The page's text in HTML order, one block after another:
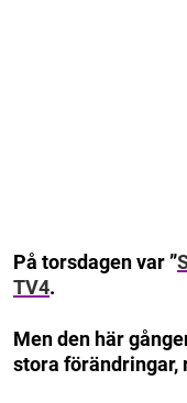
På torsdagen var ”
TV4.
Men den här
stora förändringar,